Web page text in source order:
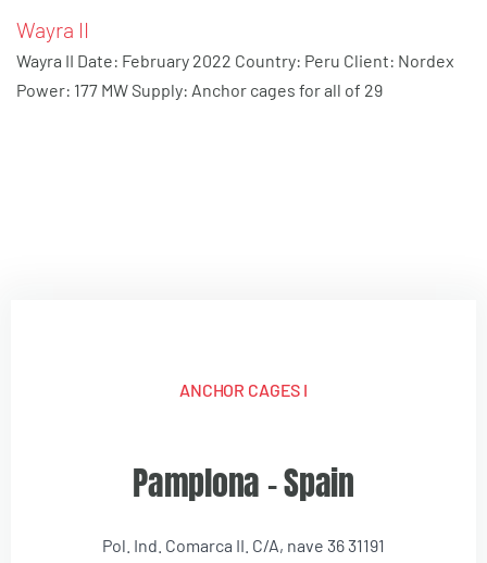
Wayra II
Wayra II Date: February 2022 Country: Peru Client: Nordex
Power: 177 MW Supply: Anchor cages for all of 29
ANCHOR CAGES I
Pamplona – Spain
Pol. Ind. Comarca II. C/A, nave 36 31191